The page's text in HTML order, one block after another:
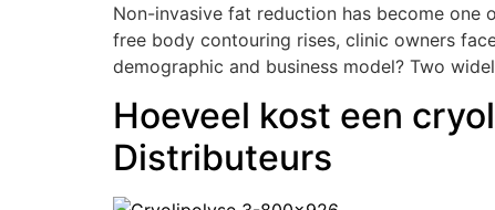
Non-invasive fat reduction has become
free body contouring rises, clinic owners
demographic and business model? Two
Hoeveel kost een
Distributeurs